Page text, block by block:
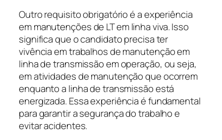
Outro requisito obrigatório é a experiência
em manutenções de LT em linha viva. Isso
significa que o candidato precisa ter
vivência em trabalhos de manutenção em
linha de transmissão em operação, ou seja,
em atividades de manutenção que ocorrem
enquanto a linha de transmissão está
energizada. Essa experiência é fundamental
para garantir a segurança do trabalho e
evitar acidentes.